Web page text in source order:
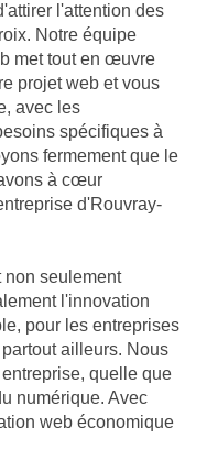
l'attention des
Notre équipe
met tout en œuvre
projet web et vous
avec les
spécifiques à
fermement que le
à cœur
d'Rouvray-
non seulement
l'innovation
pour les entreprises
ailleurs. Nous
quelle que
numérique. Avec
web économique